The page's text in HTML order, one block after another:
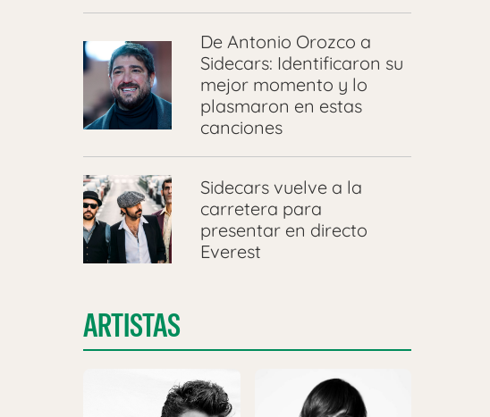
De Antonio Orozco a
Sidecars: Identificaron su
mejor momento y lo
plasmaron en estas
canciones
Sidecars vuelve a la
carretera para
presentar en directo
Everest
ARTISTAS